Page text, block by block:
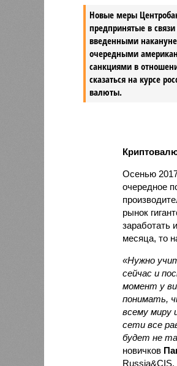
Новые меры
предпринятые в связи
введенными накануне
очередными
санкциями в
сказаться на курсе
валюты.
Осенью
очередное
рынок
заработать
месяца, то
«Нужно
сейчас и
момент у
понимать,
всему миру
сети все
будет не
новичков
Russia&CIS.